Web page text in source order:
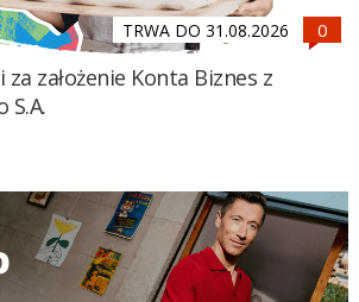
TRWA DO 31.08.2026
za założenie Konta Biznes z
S.A.